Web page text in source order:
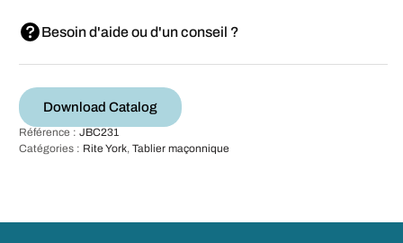
Besoin d'aide ou d'un conseil ?
Download Catalog
Référence : JBC231
Catégories : Rite York, Tablier maçonnique